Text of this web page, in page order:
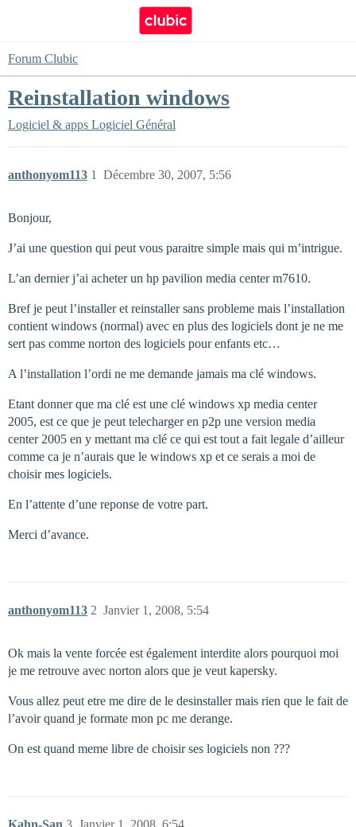
Forum Clubic
Reinstallation windows
Logiciel & apps Logiciel Général
anthonyom113 Décembre 30, 2007, 5:56
1
Bonjour,
J’ai une question qui peut vous paraitre simple mais qui m’intrigue.
L’an dernier j’ai acheter un hp pavilion media center m7610.
Bref je peut l’installer et reinstaller sans probleme mais l’installation
contient windows (normal) avec en plus des logiciels dont je ne me
sert pas comme norton des logiciels pour enfants etc…
A l’installation l’ordi ne me demande jamais ma clé windows.
Etant donner que ma clé est une clé windows xp media center
2005, est ce que je peut telecharger en p2p une version media
center 2005 en y mettant ma clé ce qui est tout a fait legale d’ailleur
comme ca je n’aurais que le windows xp et ce serais a moi de
choisir mes logiciels.
En l’attente d’une reponse de votre part.
Merci d’avance.
anthonyom113 Janvier 1, 2008, 5:54
2
Ok mais la vente forcée est également interdite alors pourquoi moi
je me retrouve avec norton alors que je veut kapersky.
Vous allez peut etre me dire de le desinstaller mais rien que le fait de
l’avoir quand je formate mon pc me derange.
On est quand meme libre de choisir ses logiciels non ???
Kahn-San Janvier 1, 2008, 6:54
3